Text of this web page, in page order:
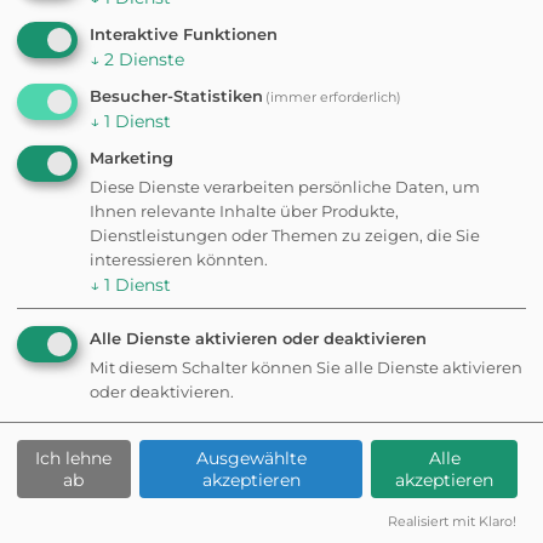
Brandmann-Anlage
Sieboldswäldchen
HUNDEAUSLAUFPLATZ
Hundefreilauffläche
Frauenland
HUNDEAUSLAUFPLATZ
Interaktive Funktionen
↓ 2 Dienste
Besucher-Statistiken (immer erforderlich)
↓ 1 Dienst
Marketing
Diese Dienste verarbeiten persönliche Daten, um
Ihnen relevante Inhalte über Produkte,
Dienstleistungen oder Themen zu zeigen, die Sie
interessieren könnten.
↓ 1 Dienst
Alle Dienste aktivieren oder deaktivieren
Mit diesem Schalter können Sie alle Dienste aktivieren
oder deaktivieren.
Ich lehne
ab
Ausgewählte
akzeptieren
Alle
akzeptieren
Realisiert mit Klaro!